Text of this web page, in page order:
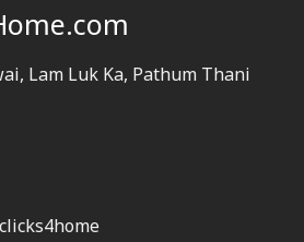
Lam Luk Ka, Pathum Thani